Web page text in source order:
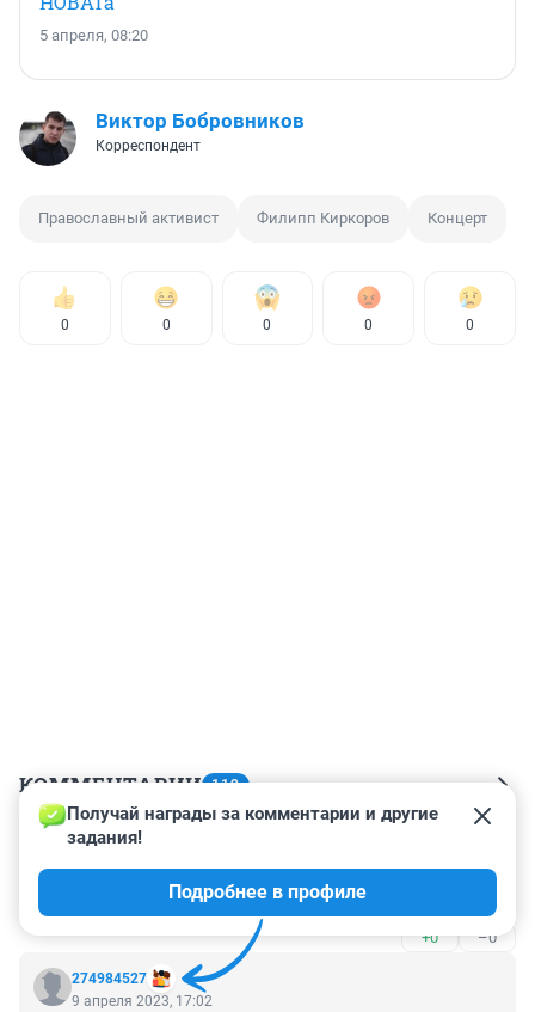
5 апреля, 08:20
Виктор Бобровников
Корреспондент
Православный активист Филипп Киркоров Концерт
0 0 0 0 0
КОММЕНТАРИИ 112
Гость
Очень обидно за страну, в которой это "короли"
+0 –0
274984527
Получай награды за комментарии и другие
задания!
Подробнее в профиле
9 апреля 2023, 17:02